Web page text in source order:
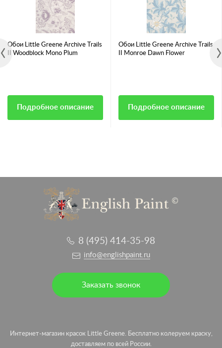
Обои Little Greene Archive Trails
II Woodblock Mono Plum
Подробное описание
Обои Little Greene Archive Trails
II Monroe Dawn Flower
Подробное описание
8 (495) 414-35-98
info@englishpaint.ru
Заказать звонок
Интернет-магазин красок Little Greene. Бесплатно колеруем краску,
доставляем по всей России.